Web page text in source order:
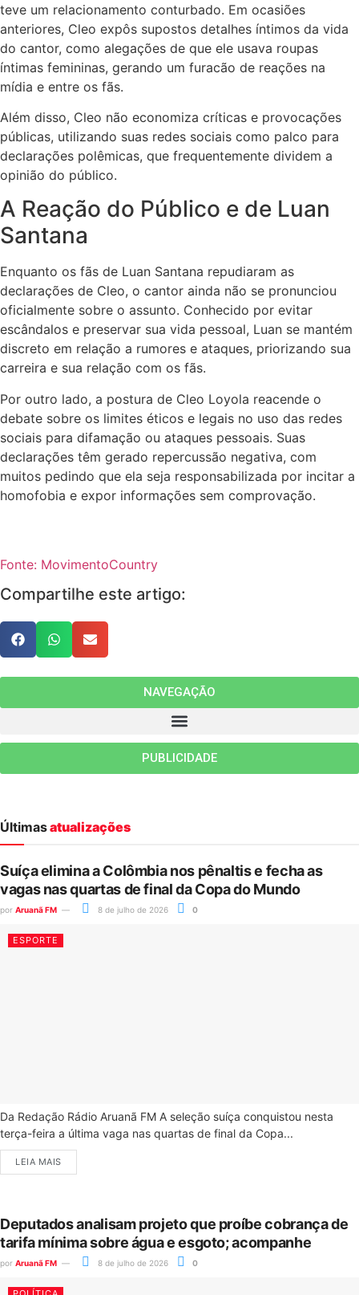
teve um relacionamento conturbado. Em ocasiões
anteriores, Cleo expôs supostos detalhes íntimos da vida
do cantor, como alegações de que ele usava roupas
íntimas femininas, gerando um furacão de reações na
mídia e entre os fãs.
Além disso, Cleo não economiza críticas e provocações
públicas, utilizando suas redes sociais como palco para
declarações polêmicas, que frequentemente dividem a
opinião do público.
A Reação do Público e de Luan
Santana
Enquanto os fãs de Luan Santana repudiaram as
declarações de Cleo, o cantor ainda não se pronunciou
oficialmente sobre o assunto. Conhecido por evitar
escândalos e preservar sua vida pessoal, Luan se mantém
discreto em relação a rumores e ataques, priorizando sua
carreira e sua relação com os fãs.
Por outro lado, a postura de Cleo Loyola reacende o
debate sobre os limites éticos e legais no uso das redes
sociais para difamação ou ataques pessoais. Suas
declarações têm gerado repercussão negativa, com
muitos pedindo que ela seja responsabilizada por incitar a
homofobia e expor informações sem comprovação.
Fonte: MovimentoCountry
Compartilhe este artigo:
NAVEGAÇÃO
PUBLICIDADE
Últimasatualizações
Suíça elimina a Colômbia nos pênaltis e fecha as
vagas nas quartas de final da Copa do Mundo
por Aruanã FM 8 de julho de 2026 0
ESPORTE
Da Redação Rádio Aruanã FM A seleção suíça conquistou nesta
terça-feira a última vaga nas quartas de final da Copa...
LEIA MAIS
Deputados analisam projeto que proíbe cobrança de
tarifa mínima sobre água e esgoto; acompanhe
por Aruanã FM 8 de julho de 2026 0